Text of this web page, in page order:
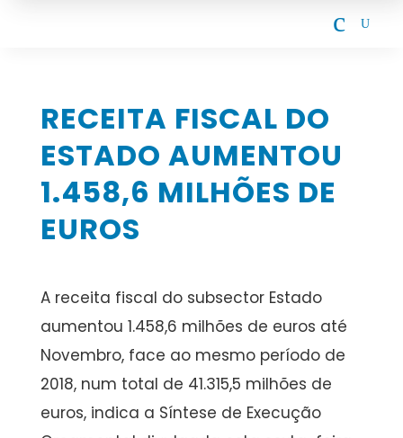
c U
RECEITA FISCAL DO
ESTADO AUMENTOU
1.458,6 MILHÕES DE
EUROS
A receita fiscal do subsector Estado
aumentou 1.458,6 milhões de euros até
Novembro, face ao mesmo período de
2018, num total de 41.315,5 milhões de
euros, indica a Síntese de Execução